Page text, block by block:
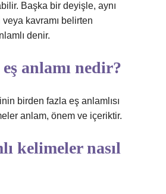
Başka bir deyişle, aynı
veya kavramı belirten
denir.
anlamı nedir?
birden fazla eş anlamlısı
anlam, önem ve içeriktir.
kelimeler nasıl